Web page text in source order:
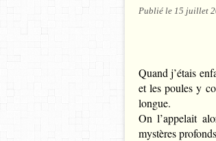
Publié le 15 juillet
Quand j’étais
et les poules y
longue.
On l’appelait
mystères